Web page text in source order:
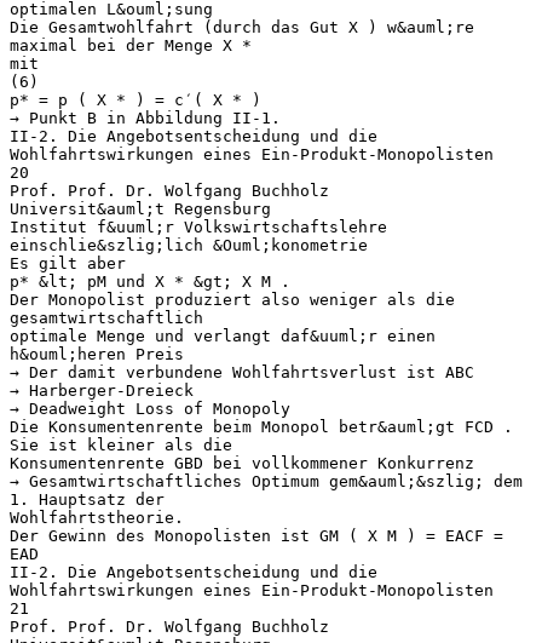
optimalen L&ouml;sung
Die Gesamtwohlfahrt (durch das Gut X ) w&auml;re
maximal bei der Menge X *
mit
(6)
p* = p ( X * ) = c′( X * )
→ Punkt B in Abbildung II-1.
II-2. Die Angebotsentscheidung und die
Wohlfahrtswirkungen eines Ein-Produkt-Monopolisten
20
Prof. Prof. Dr. Wolfgang Buchholz
Universit&auml;t Regensburg
Institut f&uuml;r Volkswirtschaftslehre
einschlie&szlig;lich &Ouml;konometrie
Es gilt aber
p* &lt; pM und X * &gt; X M .
Der Monopolist produziert also weniger als die
gesamtwirtschaftlich
optimale Menge und verlangt daf&uuml;r einen
h&ouml;heren Preis
→ Der damit verbundene Wohlfahrtsverlust ist ABC
→ Harberger-Dreieck
→ Deadweight Loss of Monopoly
Die Konsumentenrente beim Monopol betr&auml;gt FCD .
Sie ist kleiner als die
Konsumentenrente GBD bei vollkommener Konkurrenz
→ Gesamtwirtschaftliches Optimum gem&auml;&szlig; dem
1. Hauptsatz der
Wohlfahrtstheorie.
Der Gewinn des Monopolisten ist GM ( X M ) = EACF =
EAD
II-2. Die Angebotsentscheidung und die
Wohlfahrtswirkungen eines Ein-Produkt-Monopolisten
21
Prof. Prof. Dr. Wolfgang Buchholz